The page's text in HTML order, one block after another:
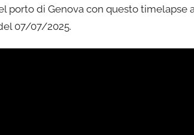
porto di Genova con questo timelapse
07/07/2025.